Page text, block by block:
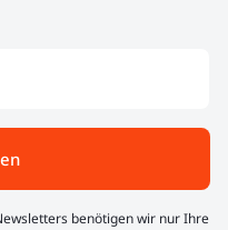
benötigen wir nur Ihre